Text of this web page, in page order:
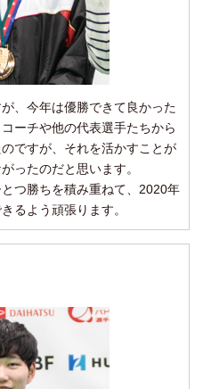
、今年は優勝できて良かった
ーチや他の代表選手たちから
ですが、それを活かすことが
ったのだと思います。
つ勝ちを積み重ねて、2020年
るよう頑張ります。